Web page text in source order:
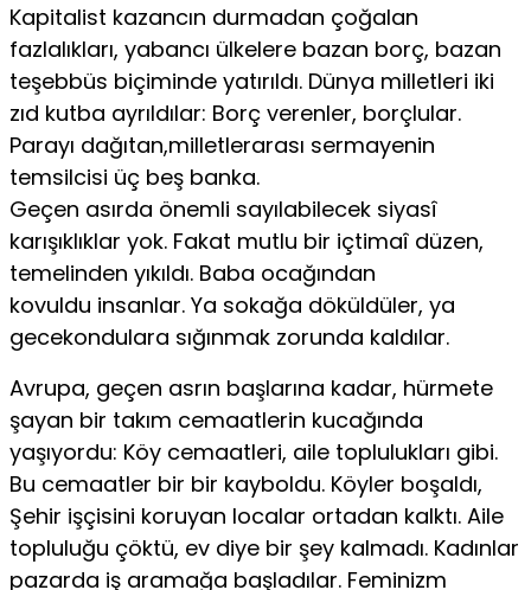
Kapitalist kazancın durmadan çoğalan
fazlalıkları, yabancı ülkelere bazan borç, bazan
teşebbüs biçiminde yatırıldı. Dünya milletleri iki
zıd kutba ayrıldılar: Borç verenler, borçlular.
Parayı dağıtan,milletlerarası sermayenin
temsilcisi üç beş banka.
Geçen asırda önemli sayılabilecek siyasî
karışıklıklar yok. Fakat mutlu bir içtimaî düzen,
temelinden yıkıldı. Baba ocağından
kovuldu insanlar. Ya sokağa döküldüler, ya
gecekondulara sığınmak zorunda kaldılar.
Avrupa, geçen asrın başlarına kadar, hürmete
şayan bir takım cemaatlerin kucağında
yaşıyordu: Köy cemaatleri, aile toplulukları gibi.
Bu cemaatler bir bir kayboldu. Köyler boşaldı,
Şehir işçisini koruyan localar ortadan kalktı. Aile
topluluğu çöktü, ev diye bir şey kalmadı. Kadınlar
pazarda iş aramağa başladılar. Feminizm